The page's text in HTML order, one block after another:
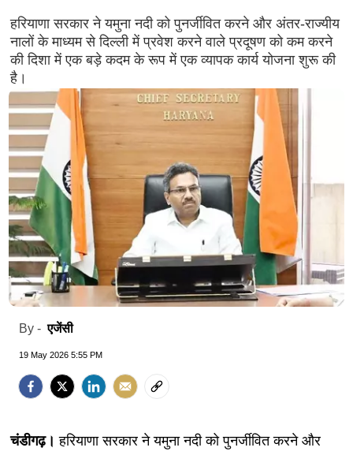
हरियाणा सरकार ने यमुना नदी को पुनर्जीवित करने और अंतर-राज्यीय
नालों के माध्यम से दिल्ली में प्रवेश करने वाले प्रदूषण को कम करने
की दिशा में एक बड़े कदम के रूप में एक व्यापक कार्य योजना शुरू की
है।
By -एजेंसी
19 May 2026 5:55 PM
चंडीगढ़। हरियाणा सरकार ने यमुना नदी को पुनर्जीवित करने और